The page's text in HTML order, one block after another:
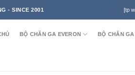
- SINCE 2001 [tp
BỘ CHĂN GA EVERON BỘ CHĂN GA